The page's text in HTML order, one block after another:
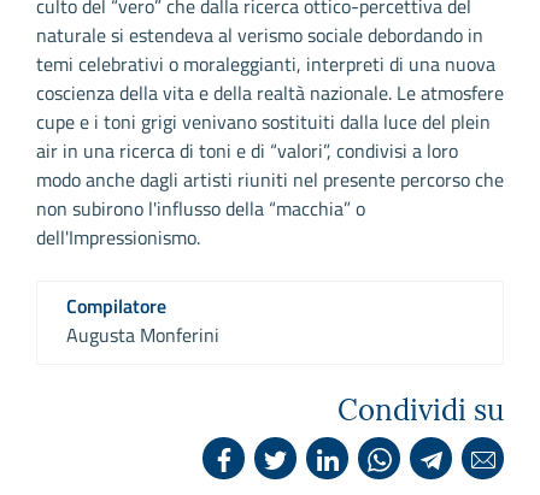
culto del “vero” che dalla ricerca ottico-percettiva del
naturale si estendeva al verismo sociale debordando in
temi celebrativi o moraleggianti, interpreti di una nuova
coscienza della vita e della realtà nazionale. Le atmosfere
cupe e i toni grigi venivano sostituiti dalla luce del plein
air in una ricerca di toni e di “valori”, condivisi a loro
modo anche dagli artisti riuniti nel presente percorso che
non subirono l'influsso della “macchia” o
dell'Impressionismo.
Compilatore
Augusta Monferini
Condividi su